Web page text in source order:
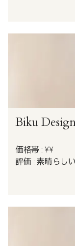
Biku
価格帯 : ¥¥
評価 : 素晴らしい